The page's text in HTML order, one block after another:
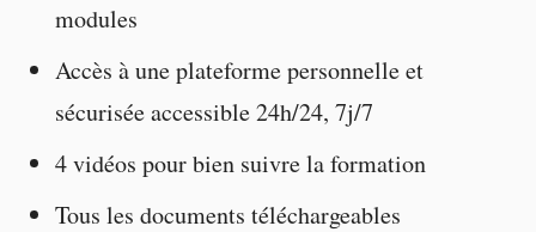
modules
Accès à une plateforme personnelle et
sécurisée accessible 24h/24, 7j/7
4 vidéos pour bien suivre la formation
Tous les documents téléchargeables